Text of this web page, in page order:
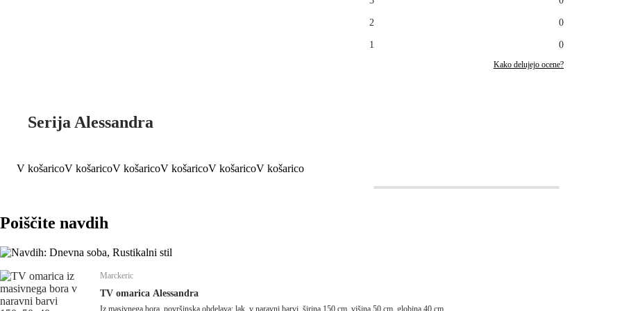
2 0
1 0
Kako delujejo ocene?
Serija Alessandra
V košaricoV košaricoV košaricoV košaricoV košaricoV košarico
Poiščite navdih
Marckeric
TV omarica Alessandra
Iz masivnega bora, površinska obdelava: lak, v naravni barvi, širina 150 cm, višina 50 cm, globina 40 cm